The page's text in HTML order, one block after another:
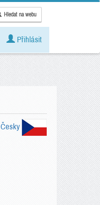
Hledat na webu
Přihlásit
Česky